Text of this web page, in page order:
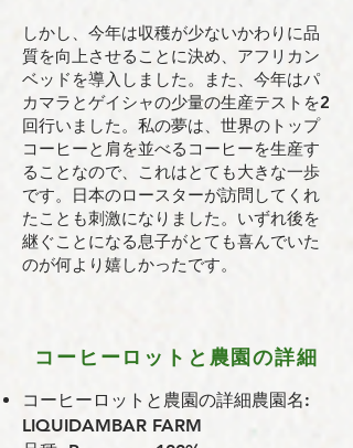
しかし、今年は収穫が少ないかわりに品
質を向上させることに決め、アフリカン
ベッドを導入しました。また、今年はパ
カマラとゲイシャの少量の生産テストを2
回行いました。私の夢は、世界のトップ
コーヒーと肩を並べるコーヒーを生産す
ることなので、これはとても大きな一歩
です。日本のロースターが訪問してくれ
たことも刺激になりました。いずれ後を
継ぐことになる息子がとても喜んでいた
のが何より嬉しかったです。
コーヒーロットと農園の詳細
コーヒーロットと農園の詳細農園名:
LIQUIDAMBAR FARM